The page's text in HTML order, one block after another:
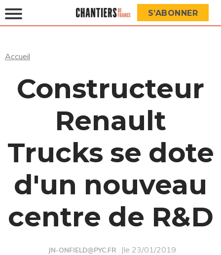
S’ABONNER
Accueil
Constructeur
Renault
Trucks se dote
d'un nouveau
centre de R&D
JN-ONFIELD@PYC.FR |le 23/01/2019